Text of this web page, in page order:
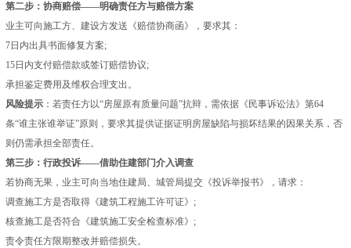
第二步：协商赔偿——明确责任方与赔偿方案
业主可向施工方、建设方发送《赔偿协商函》，要求其：
7日内出具书面修复方案;
15日内支付赔偿款或签订赔偿协议;
承担鉴定费用及维权合理支出。
风险提示：若责任方以“房屋原有质量问题”抗辩，需依据《民事诉讼法》第64
条“谁主张谁举证”原则，要求其提供证据证明房屋缺陷与损坏结果的因果关系，否
则仍需承担全部责任。
第三步：行政投诉——借助住建部门介入调查
若协商无果，业主可向当地住建局、城管局提交《投诉举报书》，请求：
调查施工方是否取得《建筑工程施工许可证》;
核查施工是否符合《建筑施工安全检查标准》;
责令责任方限期整改并赔偿损失。